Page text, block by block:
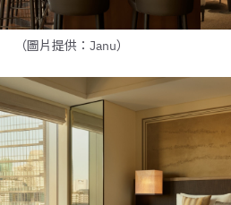
（圖片提供：Janu）